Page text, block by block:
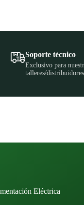
Soporte técnico
Exclusivo para
talleres/
Eléctrica